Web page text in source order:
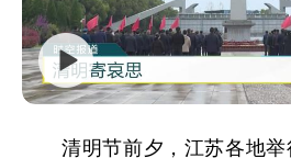
清明节前夕，江苏各地